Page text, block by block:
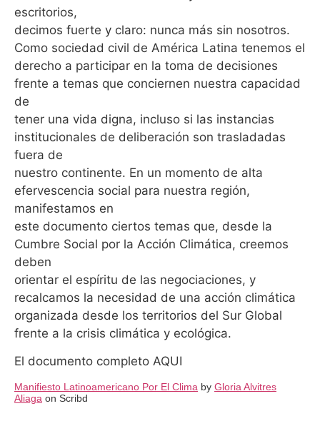
escritorios,
decimos fuerte y claro: nunca más sin nosotros.
Como sociedad civil de América Latina tenemos el
derecho a participar en la toma de decisiones
frente a temas que conciernen nuestra capacidad
de
tener una vida digna, incluso si las instancias
institucionales de deliberación son trasladadas
fuera de
nuestro continente. En un momento de alta
efervescencia social para nuestra región,
manifestamos en
este documento ciertos temas que, desde la
Cumbre Social por la Acción Climática, creemos
deben
orientar el espíritu de las negociaciones, y
recalcamos la necesidad de una acción climática
organizada desde los territorios del Sur Global
frente a la crisis climática y ecológica.
El documento completo AQUI
Manifiesto Latinoamericano Por El Clima by Gloria Alvitres
Aliaga on Scribd